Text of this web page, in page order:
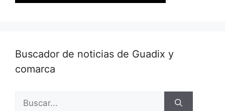
Buscador de noticias de Guadix y
comarca